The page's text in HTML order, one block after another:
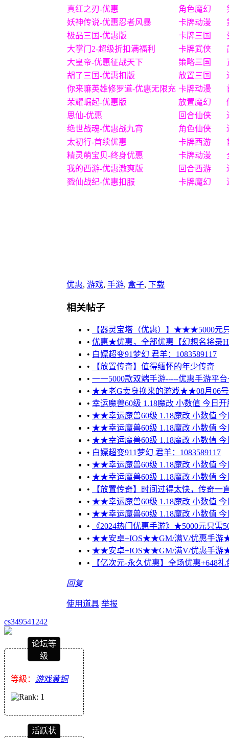
真红之刃-优惠 角色魔幻
妖神传说-优惠忍者风暴
卡牌动漫
极品三国-优惠版
卡牌三国
大掌门2-超级折扣满福利
卡牌武侠
大皇帝-优惠征战天下
策略三国
胡了三国-优惠扣版
放置三国
你来嘛英雄修罗道-优惠无限充 卡牌动漫
荣耀崛起-优惠版
放置魔幻
思仙-优惠
回合仙侠
绝世战魂-优惠战九宵
角色仙侠
太初行-首续优惠
卡牌西游
精灵萌宝贝-终身优惠
卡牌动漫
我的西游-优惠激爽版
回合西游
戮仙战纪-优惠扣服
卡牌魔幻
优惠, 游戏, 手游, 盒子, 下载
相关帖子
•
【器灵宝塔（优惠）】★★★5000
• 优惠★优惠，全部优惠【幻想名将录
• 白嫖超变91梦幻 君羊：1083589117
•
【放置传奇】值得缅怀的年少传奇
• 一一5000款双端手游-----优惠手游
• ★★老G卖身换来的游戏★★08月06
• 幸运魔兽60级 1.18魔改 小数值 今日开
• ★★幸运魔兽60级 1.18魔改 小数值
• ★★幸运魔兽60级 1.18魔改 小数值
• ★★幸运魔兽60级 1.18魔改 小数值
• 白嫖超变911梦幻 君羊：1083589117
• ★★幸运魔兽60级 1.18魔改 小数值
• ★★幸运魔兽60级 1.18魔改 小数值
•
【放置传奇】时间过得太快，传奇一
• ★★幸运魔兽60级 1.18魔改 小数值
• ★★幸运魔兽60级 1.18魔改 小数值
•
《2024热门优惠手游》★5000元只
• ★★安卓+IOS★★GM/满V/优惠手游
• ★★安卓+IOS★★GM/满V/优惠手游
•
【亿次元-永久优惠】全场优惠+648
回复
使用道具 举报
cs349541242
论坛等
级
等級： 游戏黄铜
活跃状